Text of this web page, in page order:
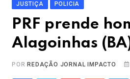
JUSTIÇA POLICIA
PRF prende
Alagoinhas
POR REDAÇÃO JORNAL IMPACTO